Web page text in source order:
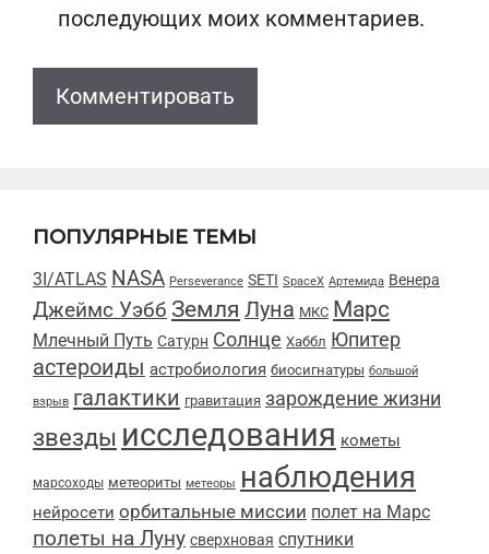
последующих моих комментариев.
ПОПУЛЯРНЫЕ ТЕМЫ
3I/ATLAS NASA Perseverance SETI SpaceX Артемида Венера
Джеймс Уэбб Земля Луна МКС Марс
Млечный Путь Сатурн Солнце Хаббл Юпитер
астероиды астробиология биосигнатуры большой
взрыв галактики гравитация зарождение жизни
звезды исследования кометы
марсоходы метеориты метеоры наблюдения
нейросети орбитальные миссии полет на Марс
полеты на Луну сверхновая спутники